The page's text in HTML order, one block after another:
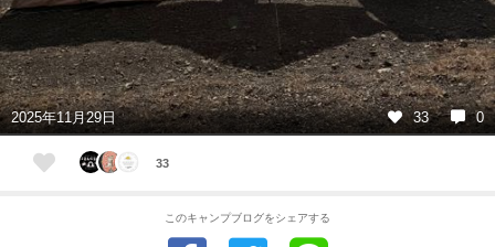
2025年11月29日 33 0
33
このキャンプブログをシェアする